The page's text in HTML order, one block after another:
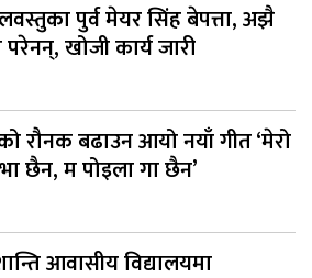
पुर्व मेयर सिंह बेपत्ता, अझै
खोजी कार्य जारी
रौनक बढाउन आयो नयाँ गीत ‘मेरो
छैन, म पोइला गा छैन’
आवासीय विद्यालयमा